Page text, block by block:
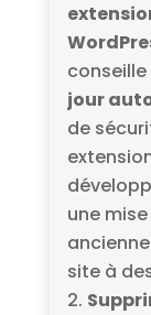
jour
de
une
site à